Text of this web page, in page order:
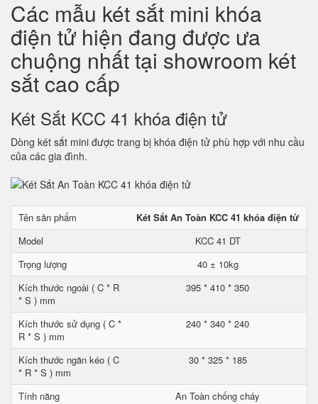
Các mẫu két sắt mini khóa
điện tử hiện đang được ưa
chuộng nhất tại showroom két
sắt cao cấp
Két Sắt KCC 41 khóa điện tử
Dòng két sắt mini được trang bị khóa điện tử phù hợp với nhu cầu
của các gia đình.
Tên sản phẩm
Két Sắt An Toàn KCC 41 khóa điện tử
Model
KCC 41 DT
Trọng lượng
40 ± 10kg
Kích thước ngoài ( C * R
* S ) mm
395 * 410 * 350
Kích thước sử dụng ( C *
R * S ) mm
240 * 340 * 240
Kích thước ngăn kéo ( C
* R * S ) mm
30 * 325 * 185
Tính năng
An Toàn chống cháy